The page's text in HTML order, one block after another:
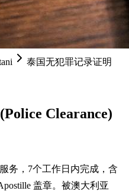
泰国无犯罪记录证明
Clearance)
服务，7个工作日内完成，含
盖章。被澳大利亚